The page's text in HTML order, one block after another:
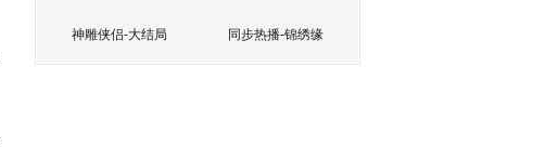
神雕侠侣-大结局 同步热播-锦绣缘